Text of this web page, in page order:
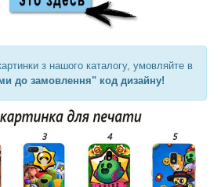
з нашого каталогу, умовляйте в
до замовлення" код дизайну!